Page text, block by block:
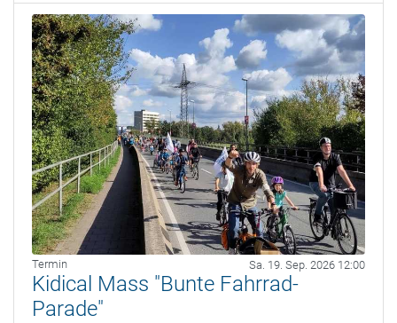
Termin Sa. 19. Sep. 2026 12:00
Kidical Mass "Bunte Fahrrad-
Parade"